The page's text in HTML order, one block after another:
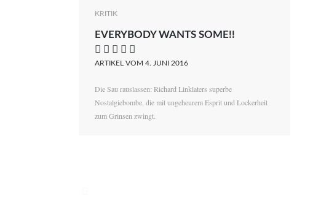
KRITIK
EVERYBODY WANTS SOME!!
    
ARTIKEL VOM 4. JUNI 2016
Die Sau rauslassen: Richard Linklaters superbe
Nostalgiebombe, die mit ungeheurem Esprit und Lockerheit
zum Grinsen zwingt.